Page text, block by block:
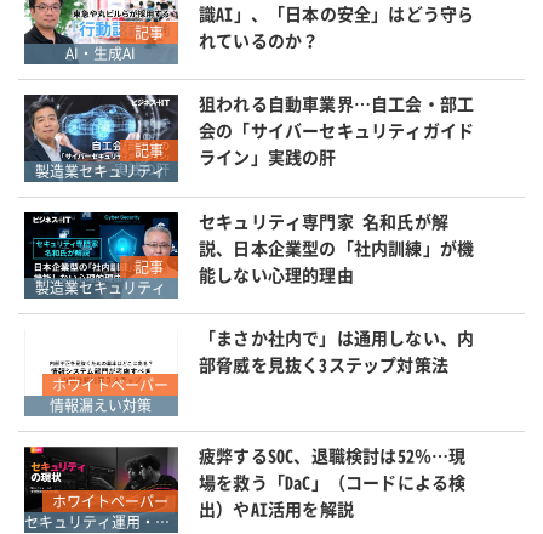
記事
AI・生成AI
識AI」、「日本の安全」はどう守ら
れているのか？
記事
製造業セキュリティ
狙われる自動車業界…自工会・部工
会の「サイバーセキュリティガイド
ライン」実践の肝
記事
製造業セキュリティ
セキュリティ専門家 名和氏が解
説、日本企業型の「社内訓練」が機
能しない心理的理由
ホワイトペーパー
情報漏えい対策
「まさか社内で」は通用しない、内
部脅威を見抜く3ステップ対策法
ホワイトペーパー
セキュリティ運用・SOC・SIEM・ログ管理
疲弊するSOC、退職検討は52％…現
場を救う「DaC」（コードによる検
出）やAI活用を解説